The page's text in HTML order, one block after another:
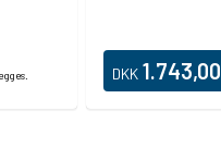
DKK 1.743,00